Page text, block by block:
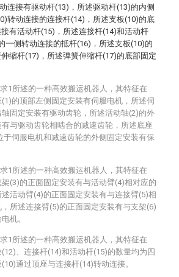
连接有驱动杆(13)，所述驱动杆(13)的内侧
转动连接的连接杆(14)，所述支板(10)的底
有活动杆(15)，所述连接杆(14)和活动杆
一侧转动连接的抵杆(16)，所述支板(10)的
缩杆(17)，所述弹簧伸缩杆(17)的底部固定
1所述的一种高效搬运机器人，其特征在
的顶部左侧固定安装有伺服电机，所述伺
固定安装有驱动齿轮，所述活动轴(2)的外
与驱动齿轮相啮合的减速齿轮，所述底座
于伺服电机和减速齿轮的外侧固定安装有保
1所述的一种高效搬运机器人，其特征在
(3)的正面固定安装有与活动臂(4)相对应的
活动臂(4)的正面固定安装有与连接臂(5)相
所述连接臂(5)的正面固定安装有与支架(6)
机。
1所述的一种高效搬运机器人，其特征在
、连接杆(14)和活动杆(15)的数量均为四
通过顶座与连接杆(14)转动连接。